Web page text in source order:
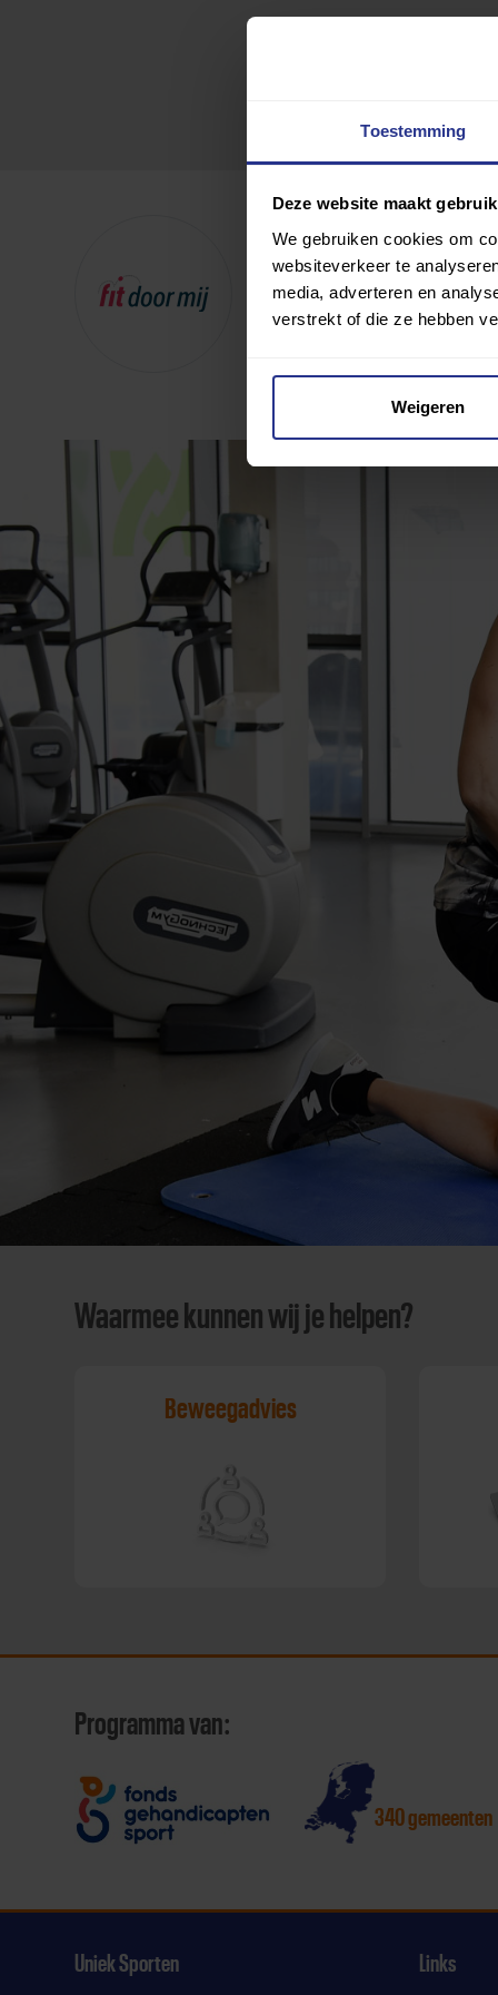
Toestemming
Deze website maakt
We gebruiken cookies om
websiteverkeer te
media, adverteren en
verstrekt of die ze hebben
Weigeren
Fit door mij
Toevoegen als favoriet
Waarmee kunnen wij je helpen?
Beweegadvies
Programma van:
340 gemeenten
Uniek Sporten Links